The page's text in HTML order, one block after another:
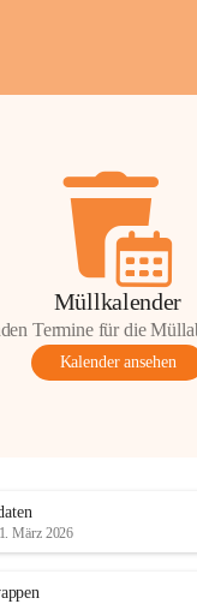
Müllkalender
Termine für die
Kalender ansehen
März 2026